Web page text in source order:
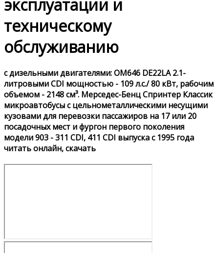
эксплуатации и
техническому
обслуживанию
с дизельными двигателями: OM646 DE22LA 2.1-
литровыми CDI мощностью - 109 л.с./ 80 кВт, рабочим
объемом - 2148 см³. Мерседес-Бенц Спринтер Классик
микроавтобусы с цельнометаллическими несущими
кузовами для перевозки пассажиров на 17 или 20
посадочных мест и фургон первого поколения
модели 903 - 311 CDI, 411 CDI выпуска с 1995 года
читать онлайн, скачать